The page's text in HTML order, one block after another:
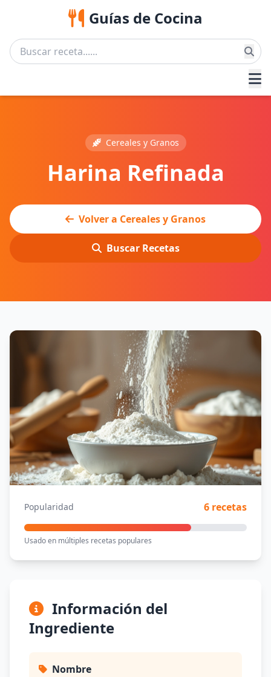
Guías de Cocina
Cereales y Granos
Harina Refinada
Volver a Cereales y Granos
Buscar Recetas
Popularidad 6 recetas
Usado en múltiples recetas populares
Información del
Ingrediente
Nombre